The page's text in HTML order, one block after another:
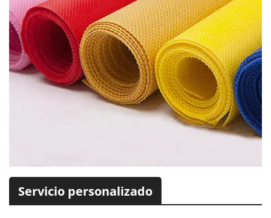
Servicio personalizado